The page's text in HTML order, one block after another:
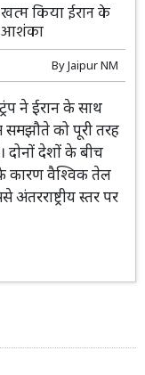
किया ईरान के
आशंका
ByJaipur NM
ट्रंप ने ईरान के साथ
समझौते को पूरी तरह
दोनों देशों के बीच
कारण वैश्विक तेल
स्तर पर